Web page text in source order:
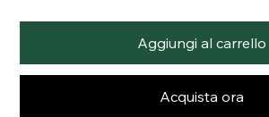
Aggiungi al carrello
Acquista ora